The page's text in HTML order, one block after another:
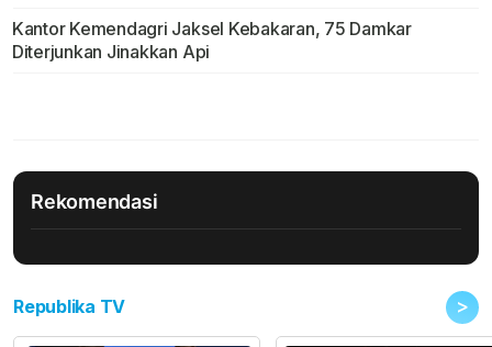
Kantor Kemendagri Jaksel Kebakaran, 75 Damkar
Diterjunkan Jinakkan Api
Rekomendasi
Republika TV >